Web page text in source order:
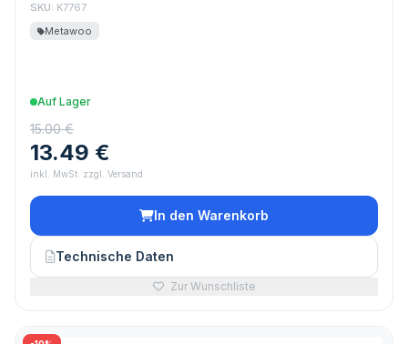
SKU: K7767
Metawoo
Auf Lager
15.00 €
13.49 €
inkl. MwSt. zzgl. Versand
In den Warenkorb
Technische Daten
Zur Wunschliste